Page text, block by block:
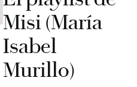
Misi (María
Isabel
Murillo)